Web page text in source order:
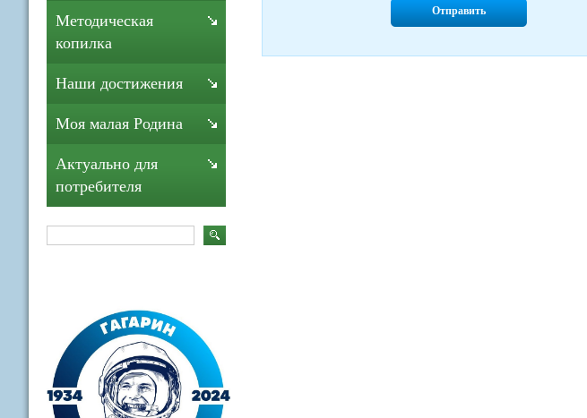
Отправить
Методическая
копилка
Наши достижения
Моя малая Родина
Актуально для
потребителя